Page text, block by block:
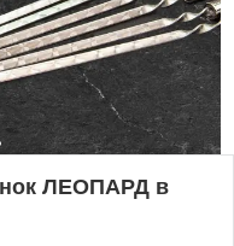
ЛЕОПАРД в